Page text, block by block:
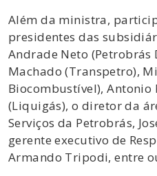
Além da ministra,
presidentes das
Andrade Neto
Machado (Transpetro),
Biocombustível), Antonio
(Liquigás), o diretor da
Serviços da Petrobrás,
gerente executivo de
Armando Tripodi, entre